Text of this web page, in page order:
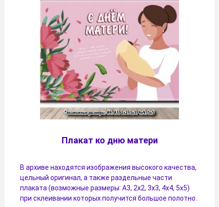
Плакат ко дню матери
В архиве находятся изображения высокого качества,
цельный оригинал, а также раздельные части
плаката (возможные размеры: А3, 2х2, 3х3, 4х4, 5х5)
при склеивании которых получится большое полотно.